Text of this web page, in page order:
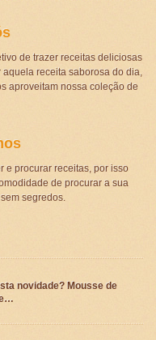
de trazer receitas deliciosas
receita saborosa do dia,
aproveitam nossa coleção de
e procurar receitas, por isso
de procurar a sua
segredos.
novidade? Mousse de